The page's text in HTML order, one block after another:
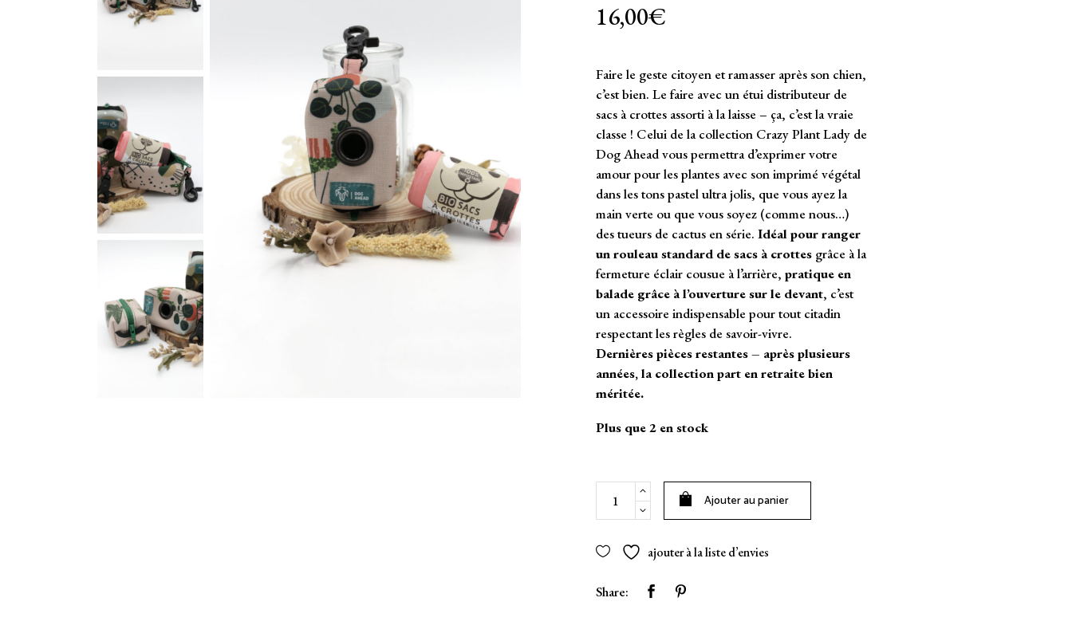
16,00€
Faire le geste citoyen et ramasser après son chien,
c’est bien. Le faire avec un étui distributeur de
sacs à crottes assorti à la laisse – ça, c’est la vraie
classe ! Celui de la collection Crazy Plant Lady de
Dog Ahead vous permettra d’exprimer votre
amour pour les plantes avec son imprimé végétal
dans les tons pastel ultra jolis, que vous ayez la
main verte ou que vous soyez (comme nous…)
des tueurs de cactus en série. Idéal pour ranger
un rouleau standard de sacs à crottesgrâce à la
fermeture éclair cousue à l’arrière, pratique en
balade grâce à l’ouverture sur le devant, c’est
un accessoire indispensable pour tout citadin
respectant les règles de savoir-vivre.
Dernières pièces restantes – après plusieurs
années, la collection part en retraite bien
méritée.
Plus que 2 en stock
distributeur
sacs
crottes
Ajouter au panier
ajouter à la liste d’envies
Share: